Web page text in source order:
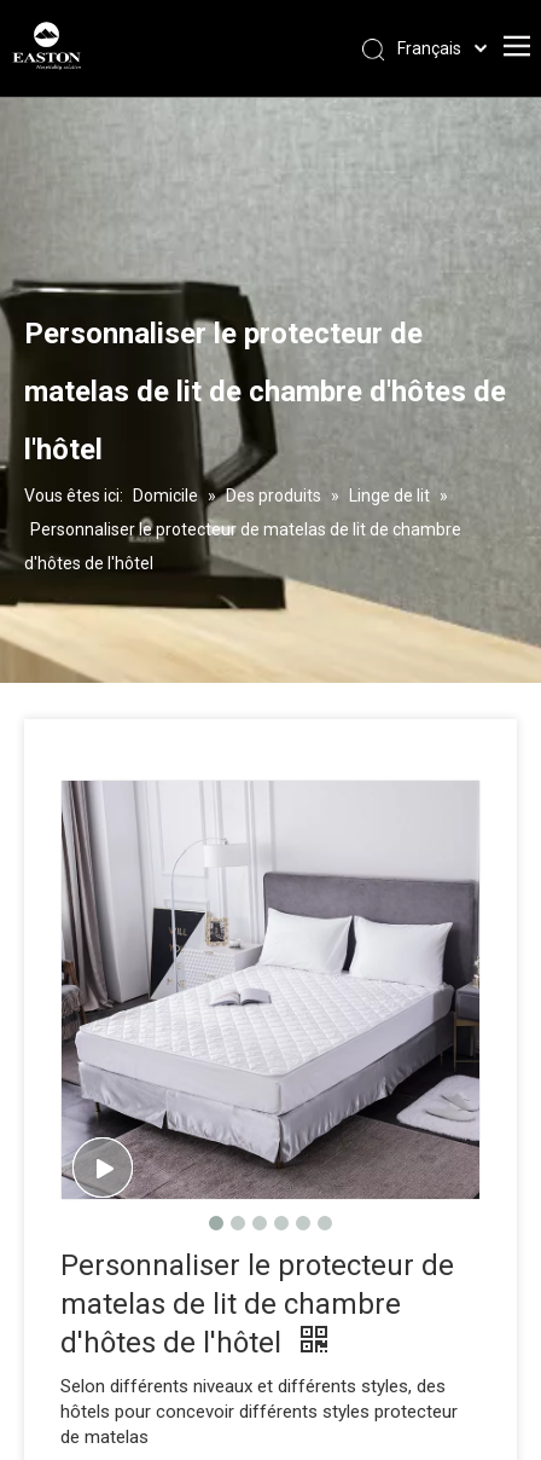
Français
Pусский
English
Personnaliser le protecteur de
matelas de lit de chambre d'hôtes de
l'hôtel
Vous êtes ici: Domicile » Des produits » Linge de lit »
Personnaliser le protecteur de matelas de lit de chambre
d'hôtes de l'hôtel
Personnaliser le protecteur de
matelas de lit de chambre
d'hôtes de l'hôtel
Selon différents niveaux et différents styles, des
hôtels pour concevoir différents styles protecteur
de matelas